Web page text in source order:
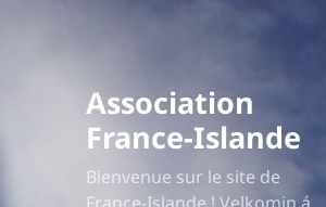
Association
France-Islande
Bienvenue sur le site de